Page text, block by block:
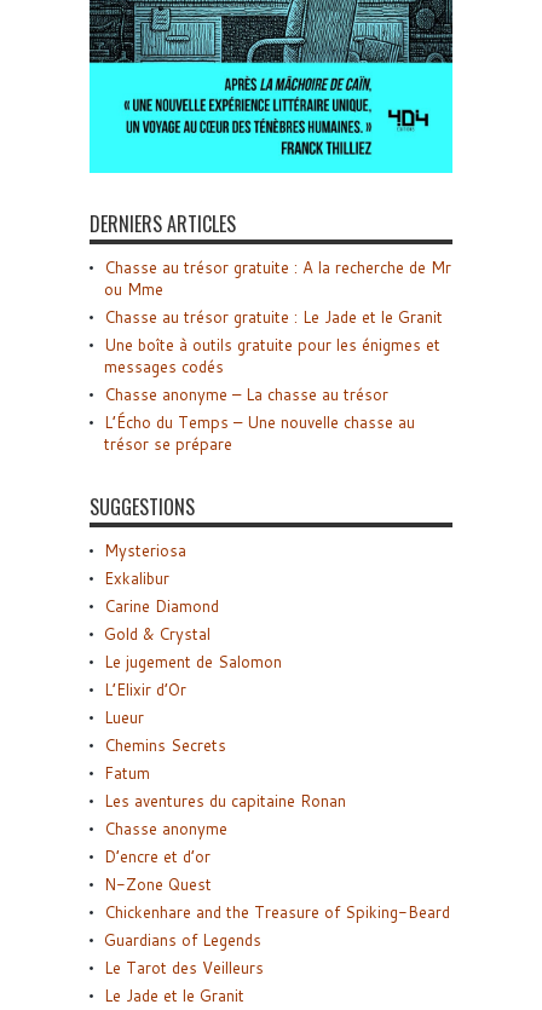
DERNIERS ARTICLES
Chasse au trésor gratuite : A la recherche de Mr
ou Mme
Chasse au trésor gratuite : Le Jade et le Granit
Une boîte à outils gratuite pour les énigmes et
messages codés
Chasse anonyme – La chasse au trésor
L’Écho du Temps – Une nouvelle chasse au
trésor se prépare
SUGGESTIONS
Mysteriosa
Exkalibur
Carine Diamond
Gold & Crystal
Le jugement de Salomon
L’Elixir d’Or
Lueur
Chemins Secrets
Fatum
Les aventures du capitaine Ronan
Chasse anonyme
D’encre et d’or
N-Zone Quest
Chickenhare and the Treasure of Spiking-Beard
Guardians of Legends
Le Tarot des Veilleurs
Le Jade et le Granit